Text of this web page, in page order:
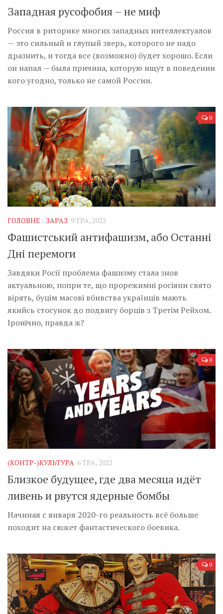
Западная русофобия – не миф
Россия в риторике многих западных интеллектуалов
— это сильный и глупый зверь, которого не надо
дразнить, и тогда все (возможно) будет хорошо. Если
он напал — была причина, которую ищут в поведении
кого угодно, только не самой России.
0
ГОЛОВНЕ / ЗАРАЗ 9 ТРА, 2022
Фашистський антифашизм, або Останні
Дні перемоги
Завдяки Росії проблема фашизму стала знов
актуальною, попри те, що прорежимні росіяни свято
вірять, буцім масові вбивства українців мають
якийсь стосунок до подвигу борців з Третім Рейхом.
Іронічно, правда ж?
0
(КОНТР-)КУЛЬТУРА 6 ТРА, 2022
Близкое будущее, где два месяца идёт
ливень и рвутся ядерные бомбы
Начиная с января 2020-го реальность всё больше
походит на сюжет фантастического боевика.
0